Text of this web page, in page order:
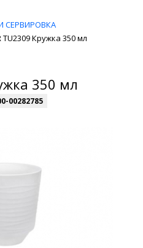
СЕРВИРОВКА
TU2309 Кружка 350 мл
350 мл
00282785